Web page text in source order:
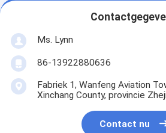
Ms. Lynn
86-13922880636
Fabriek 1, Wanfeng Aviation
Xinchang County, provincie
Contact nu